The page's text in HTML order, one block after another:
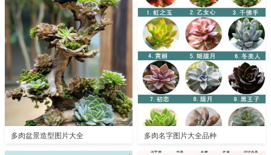
多肉盆景造型图片大全 多肉名字图片大全品种